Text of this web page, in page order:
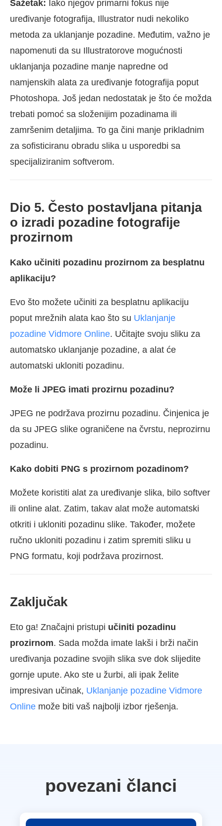
Sažetak: Iako njegov primarni fokus nije
uređivanje fotografija, Illustrator nudi nekoliko
metoda za uklanjanje pozadine. Međutim, važno je
napomenuti da su Illustratorove mogućnosti
uklanjanja pozadine manje napredne od
namjenskih alata za uređivanje fotografija poput
Photoshopa. Još jedan nedostatak je što će možda
trebati pomoć sa složenijim pozadinama ili
zamršenim detaljima. To ga čini manje prikladnim
za sofisticiranu obradu slika u usporedbi sa
specijaliziranim softverom.
Dio 5. Često postavljana pitanja
o izradi pozadine fotografije
prozirnom
Kako učiniti pozadinu prozirnom za besplatnu
aplikaciju?
Evo što možete učiniti za besplatnu aplikaciju
poput mrežnih alata kao što su Uklanjanje
pozadine Vidmore Online. Učitajte svoju sliku za
automatsko uklanjanje pozadine, a alat će
automatski ukloniti pozadinu.
Može li JPEG imati prozirnu pozadinu?
JPEG ne podržava prozirnu pozadinu. Činjenica je
da su JPEG slike ograničene na čvrstu, neprozirnu
pozadinu.
Kako dobiti PNG s prozirnom pozadinom?
Možete koristiti alat za uređivanje slika, bilo softver
ili online alat. Zatim, takav alat može automatski
otkriti i ukloniti pozadinu slike. Također, možete
ručno ukloniti pozadinu i zatim spremiti sliku u
PNG formatu, koji podržava prozirnost.
Zaključak
Eto ga! Značajni pristupi učiniti pozadinu
prozirnom. Sada možda imate lakši i brži način
uređivanja pozadine svojih slika sve dok slijedite
gornje upute. Ako ste u žurbi, ali ipak želite
impresivan učinak, Uklanjanje pozadine Vidmore
Online može biti vaš najbolji izbor rješenja.
povezani članci